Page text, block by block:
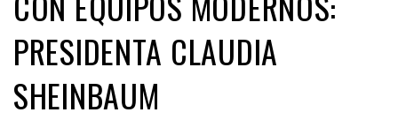
PRESIDENTA CLAUDIA
SHEINBAUM